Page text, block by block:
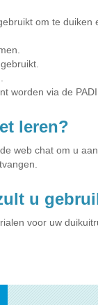
om te
worden via de
leren?
web chat om u
u
voor uw